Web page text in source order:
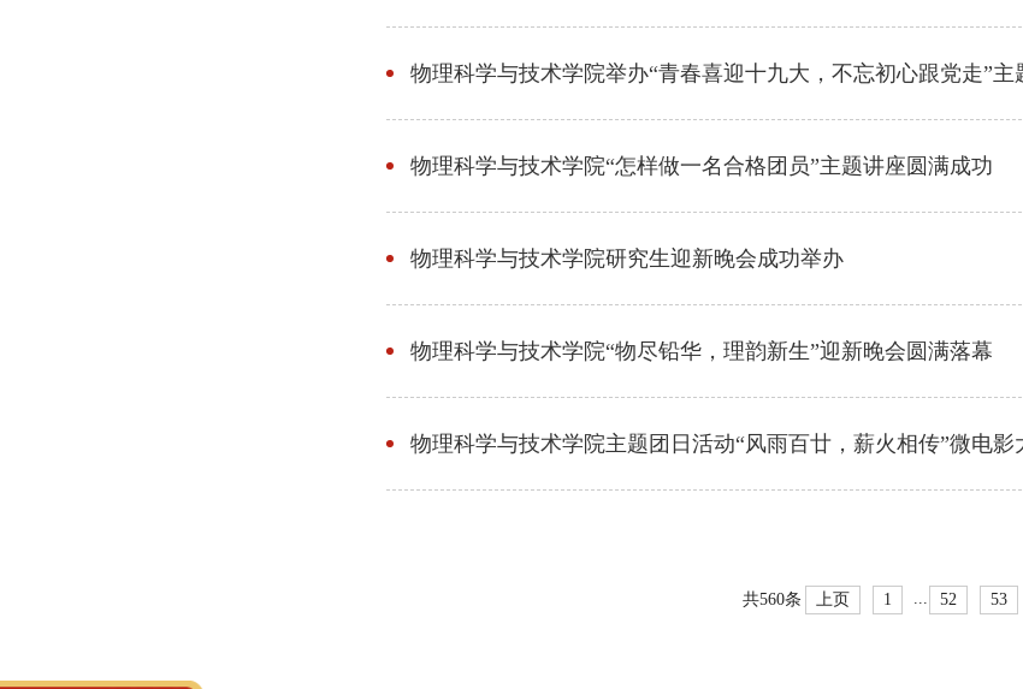
物理科学与技术学院举办“青春喜迎十九大，不忘初心跟党走”
物理科学与技术学院“怎样做一名合格团员”主题讲座圆满成功
物理科学与技术学院研究生迎新晚会成功举办
物理科学与技术学院“物尽铅华，理韵新生”迎新晚会圆满落幕
物理科学与技术学院主题团日活动“风雨百廿，薪火相传”微电影
共560条 上页 1 ... 52 53